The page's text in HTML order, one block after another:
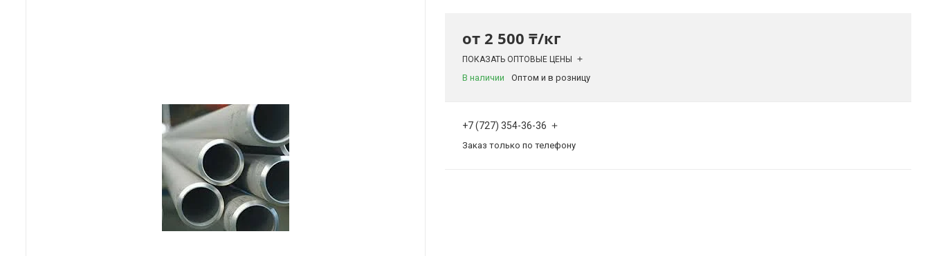
от 2 500 ₸/кг
ПОКАЗАТЬ ОПТОВЫЕ ЦЕНЫ
В наличии Оптом и в розницу
+7 (727) 354-36-36
Заказ только по телефону